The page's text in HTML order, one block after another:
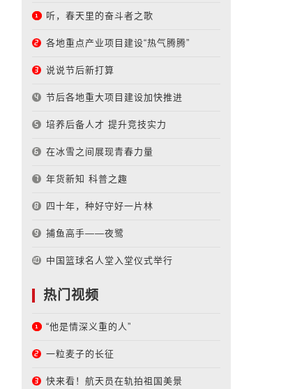
听，春天里的奋斗者之歌
各地重点产业项目建设“热气腾腾”
说说节后新打算
节后各地重大项目建设加快推进
培养后备人才 提升竞技实力
在冰雪之间展现青春力量
年货新知 科普之趣
四十年，种好守好一片林
捕鱼高手——夜鹭
中国篮球名人堂入堂仪式举行
热门视频
“他是情深义重的人”
一粒麦子的长征
快来看！航天员在轨拍祖国美景